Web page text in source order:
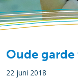
Oude
22 juni 2018